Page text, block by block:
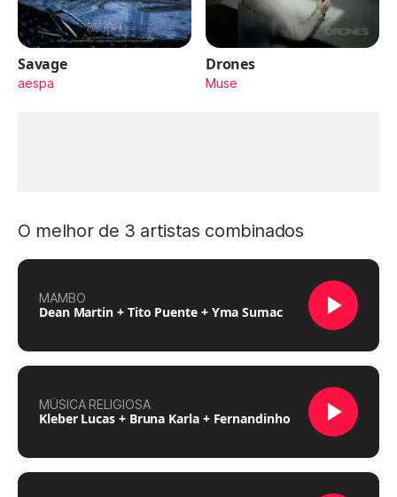
Savage
aespa
Drones
Muse
O melhor de 3 artistas combinados
MAMBO
Dean Martin + Tito Puente + Yma Sumac
MÚSICA RELIGIOSA
Kleber Lucas + Bruna Karla + Fernandinho